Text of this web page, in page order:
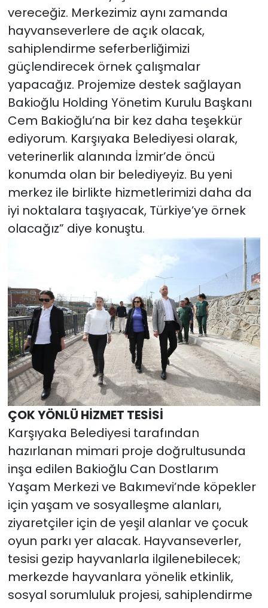
vereceğiz. Merkezimiz aynı zamanda
hayvanseverlere de açık olacak,
sahiplendirme seferberliğimizi
güçlendirecek örnek çalışmalar
yapacağız. Projemize destek sağlayan
Bakioğlu Holding Yönetim Kurulu Başkanı
Cem Bakioğlu’na bir kez daha teşekkür
ediyorum. Karşıyaka Belediyesi olarak,
veterinerlik alanında İzmir’de öncü
konumda olan bir belediyeyiz. Bu yeni
merkez ile birlikte hizmetlerimizi daha da
iyi noktalara taşıyacak, Türkiye’ye örnek
olacağız” diye konuştu.
ÇOK YÖNLÜ HİZMET TESİSİ
Karşıyaka Belediyesi tarafından
hazırlanan mimari proje doğrultusunda
inşa edilen Bakioğlu Can Dostlarım
Yaşam Merkezi ve Bakımevi’nde köpekler
için yaşam ve sosyalleşme alanları,
ziyaretçiler için de yeşil alanlar ve çocuk
oyun parkı yer alacak. Hayvanseverler,
tesisi gezip hayvanlarla ilgilenebilecek;
merkezde hayvanlara yönelik etkinlik,
sosyal sorumluluk projesi, sahiplendirme